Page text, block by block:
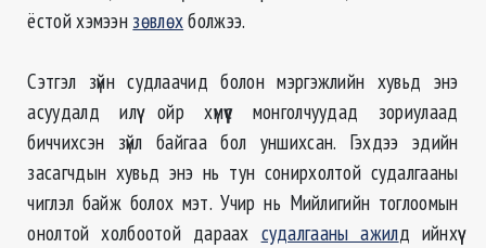
ёстой хэмээн зөвлөхболжээ.
Сэтгэл зүйн судлаачид болон мэргэжлийн хувьд энэ
асуудалд илүү ойр хүмүүс монголчуудад зориулаад
биччихсэн зүйл байгаа бол уншихсан. Гэхдээ эдийн
засагчдын хувьд энэ нь тун сонирхолтой судалгааны
чиглэл байж болох мэт. Учир нь Мийлигийн тоглоомын
онолтой холбоотой дараах судалгааны ажилд ийнхүү